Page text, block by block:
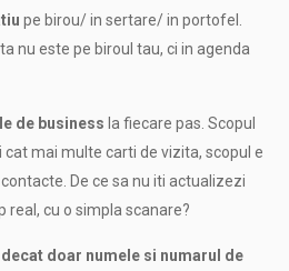
pe birou/ in sertare/ in portofel.
nu este pe biroul tau, ci in agenda
de business la fiecare pas. Scopul
mai multe carti de vizita, scopul e
De ce sa nu iti actualizezi
real, cu o simpla scanare?
doar numele si numarul de